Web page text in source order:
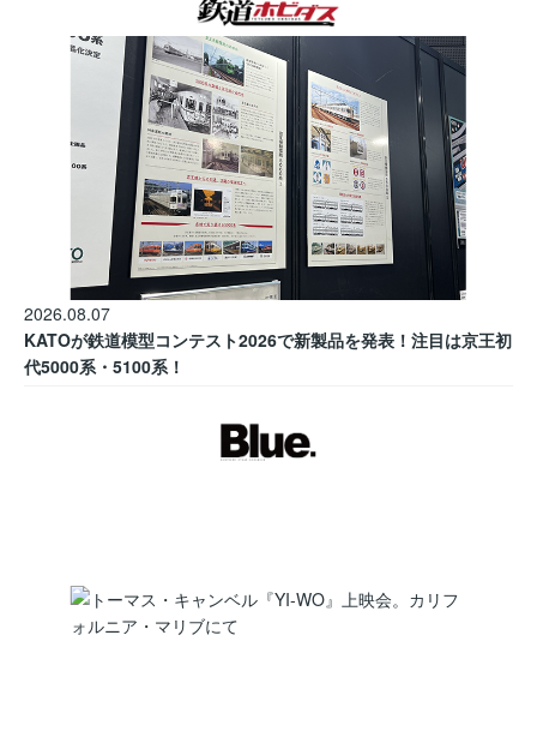
2026.08.07
KATOが鉄道模型コンテスト2026で新製品を発表！注目は京王初
代5000系・5100系！